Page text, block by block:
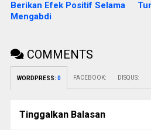
Berikan Efek Positif Selama
Mengabdi
COMMENTS
WORDPRESS: 0 FACEBOOK: DISQUS:
Tinggalkan Balasan